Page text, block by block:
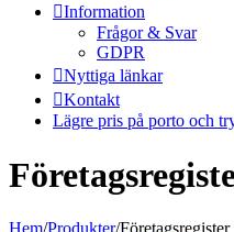
Information
Frågor & Svar
GDPR
Nyttiga länkar
Kontakt
Lägre pris på porto och